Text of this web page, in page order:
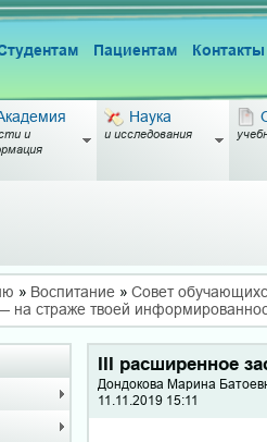
Пациентам Контакты
и
Наука
и исследования
» Воспитание » Совет
на страже твоей
III расширенное
Дондокова Марина
11.11.2019 15:11